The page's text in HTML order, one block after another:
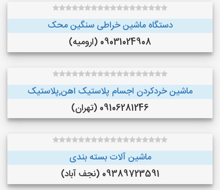
دستگاه ماشین خراطی سنگین محک
09031024908 (ارومیه)
ماشین خردکردن اجسام پلاستیک اهن,پلاستیک
09106281246 (تهران)
ماشین آلات بسته بندی
09389723591 (نجف‌ آباد)